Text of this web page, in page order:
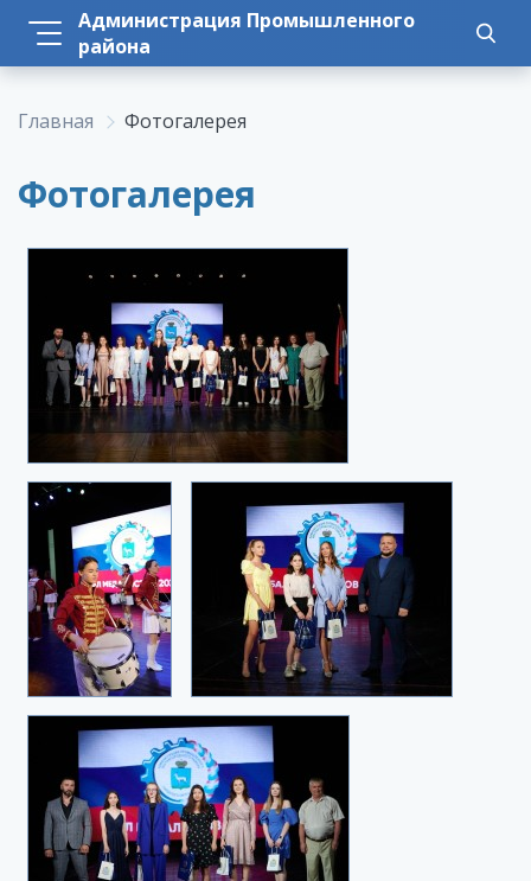
Администрация Промышленного
района
Главная Фотогалерея
Фотогалерея